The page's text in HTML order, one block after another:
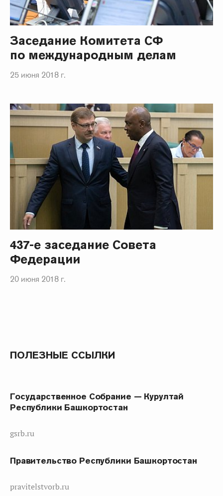
Заседание Комитета СФ
по международным делам
25 июня 2018 г.
437-е заседание Совета
Федерации
20 июня 2018 г.
ПОЛЕЗНЫЕ ССЫЛКИ
Государственное Собрание — Курултай
Республики Башкортостан
gsrb.ru
Правительство Республики Башкортостан
pravitelstvorb.ru